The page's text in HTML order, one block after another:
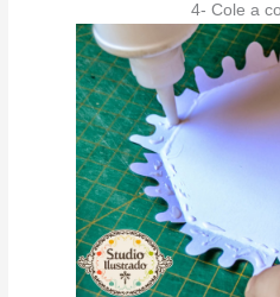
4- Cole a